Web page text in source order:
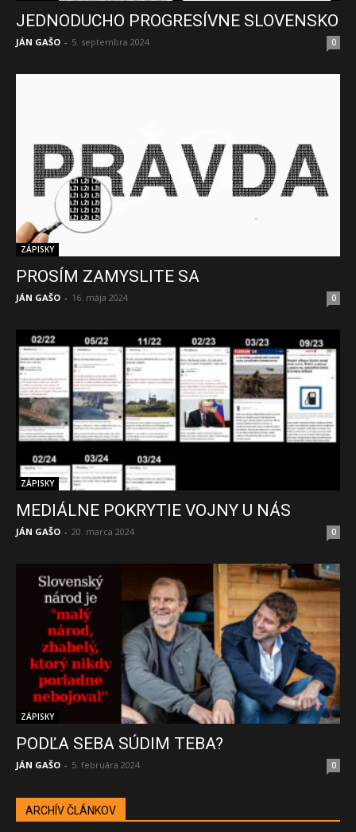
JEDNODUCHO PROGRESÍVNE SLOVENSKO
JÁN GAŠO - 5. septembra 2024 0
ZÁPISKY
PROSÍM ZAMYSLITE SA
JÁN GAŠO - 16. mája 2024 0
ZÁPISKY
MEDIÁLNE POKRYTIE VOJNY U NÁS
JÁN GAŠO - 20. marca 2024 0
ZÁPISKY
PODĽA SEBA SÚDIM TEBA?
JÁN GAŠO - 5. februára 2024 0
ARCHÍV ČLÁNKOV